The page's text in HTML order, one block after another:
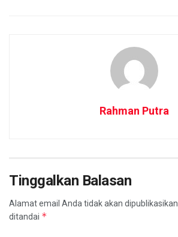
Rahman Putra
Tinggalkan Balasan
Alamat email Anda tidak akan dipublikasikan.
ditandai *